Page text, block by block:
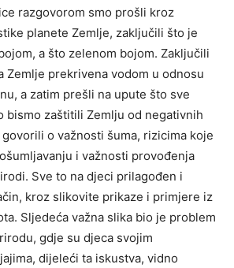
razgovorom smo prošli kroz
planete Zemlje, zaključili što je
a što zelenom bojom. Zaključili
Zemlje prekrivena vodom u odnosu
a zatim prešli na upute što sve
bismo zaštitili Zemlju od negativnih
o važnosti šuma, rizicima koje
i važnosti provođenja
Sve to na djeci prilagođen i
kroz slikovite prikaze i primjere iz
Sljedeća važna slika bio je problem
gdje su djeca svojim
dijeleći ta iskustva, vidno